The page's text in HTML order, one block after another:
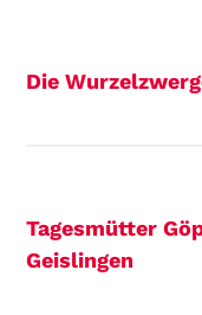
Die
Tagesmütter
Geislingen